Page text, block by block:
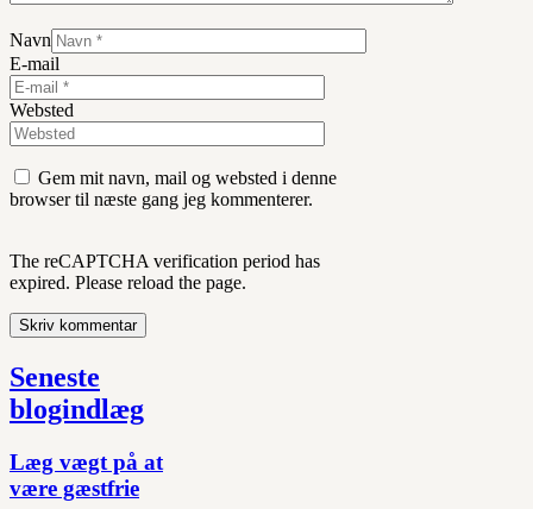
Navn
E-mail
Websted
Gem mit navn, mail og websted i denne
browser til næste gang jeg kommenterer.
The reCAPTCHA verification period has
expired. Please reload the page.
Seneste
blogindlæg
Læg vægt på at
være gæstfrie